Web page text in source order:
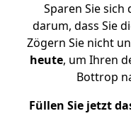
Sparen Sie
darum, dass Sie
Zögern Sie nicht
heute, um Ihren
Bottrop
Füllen Sie jetzt